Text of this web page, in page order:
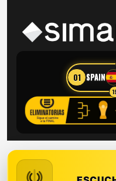
01 SPAIN